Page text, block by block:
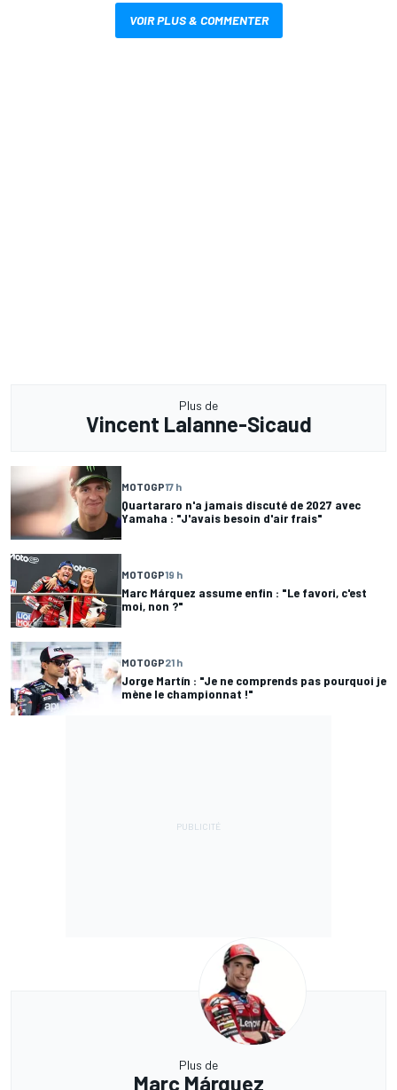
VOIR PLUS & COMMENTER
Plus de
Vincent Lalanne-Sicaud
MOTOGP17 h
Quartararo n'a jamais discuté de 2027 avec
Yamaha : "J'avais besoin d'air frais"
MOTOGP19 h
Marc Márquez assume enfin : "Le favori, c'est
moi, non ?"
MOTOGP21 h
Jorge Martín : "Je ne comprends pas pourquoi je
mène le championnat !"
Plus de
Marc Márquez